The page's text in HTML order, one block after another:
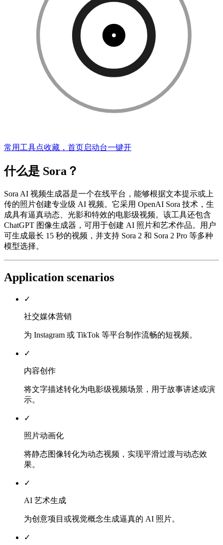
常用工具点收藏，首页启动台一键开
什么是 Sora？
Sora AI 视频生成器是一个在线平台，能够根据文本提示或上
传的照片创建专业级 AI 视频。它采用 OpenAI Sora 技术，生
成具有逼真动态、光影和特效的电影级视频。该工具还包含
ChatGPT 图像生成器，可用于创建 AI 照片和艺术作品。用户
可生成最长 15 秒的视频，并支持 Sora 2 和 Sora 2 Pro 等多种
模型选择。
Application scenarios
✓
社交媒体营销
为 Instagram 或 TikTok 等平台制作流畅的短视频。
✓
内容创作
将文字描述转化为电影级视频场景，用于故事讲述或演
示。
✓
照片动画化
将静态图像转化为动态视频，实现平滑过渡与动态效
果。
✓
AI 艺术生成
为创意项目或视觉概念生成逼真的 AI 照片。
✓